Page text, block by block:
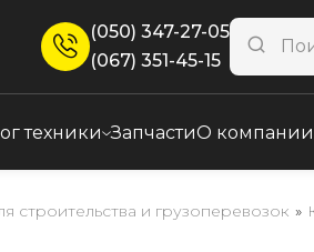
(050) 347-27-05
(067) 351-45-15
техники ЗапчастиО компании
строительства и грузоперевозок »